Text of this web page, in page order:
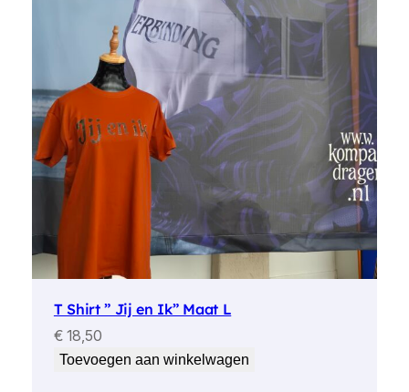
T Shirt ” Jij en Ik” Maat L
€18,50
Toevoegen aan winkelwagen